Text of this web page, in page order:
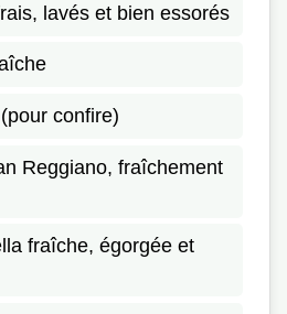
lavés et bien essorés
confire)
Reggiano, fraîchement
fraîche, égorgée et